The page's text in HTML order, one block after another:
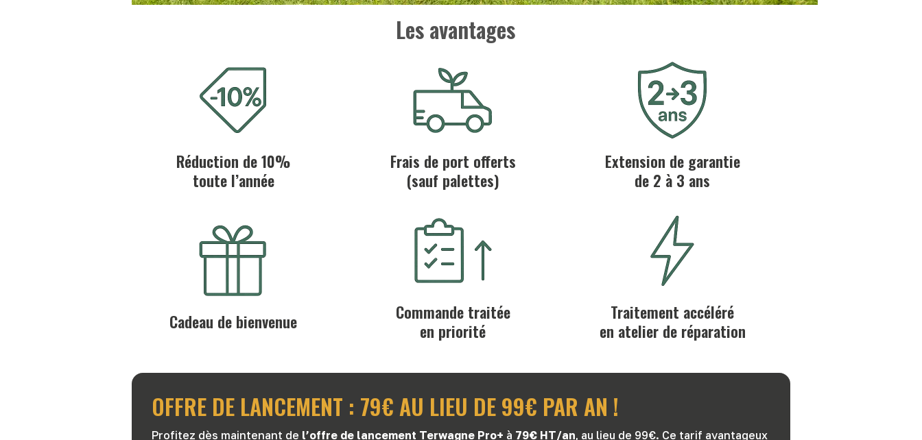
Les avantages
Réduction de 10%
toute l’année
Frais de port offerts
(sauf palettes)
Extension de garantie
de 2 à 3 ans
Cadeau de bienvenue
Commande traitée
en priorité
Traitement accéléré
en atelier de réparation
OFFRE DE LANCEMENT : 79€ AU LIEU DE 99€ PAR AN !
Profitez dès maintenant de l’offre de lancement Terwagne Pro+ à 79€ HT/an, au lieu de 99€. Ce tarif avantageux